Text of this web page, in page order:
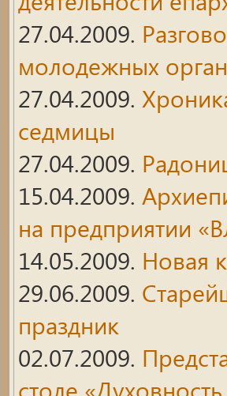
27.04.2009.
молодежных
27.04.2009.
седмицы
27.04.2009.
15.04.2009.
на предприятии
14.05.2009. Новая
29.06.2009.
праздник
02.07.2009.